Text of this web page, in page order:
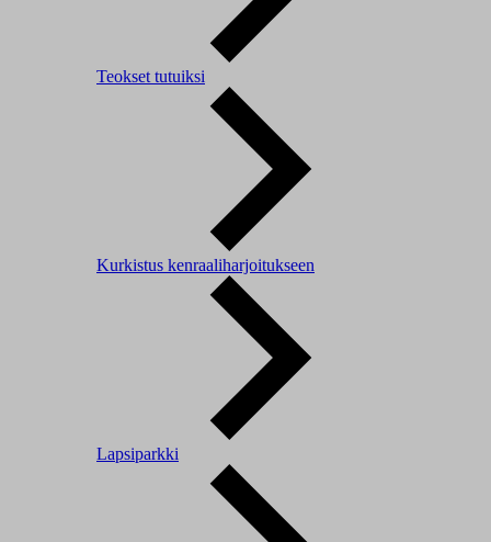
Teokset tutuiksi
Kurkistus kenraaliharjoitukseen
Lapsiparkki